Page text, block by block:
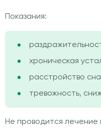
Показания:
хроническая
расстройство
тревожность,
Не проводится лечение